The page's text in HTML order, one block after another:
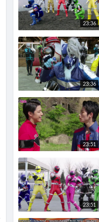
23:36
23:36
23:51
23:51